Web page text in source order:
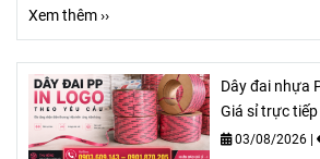
Xem thêm ››
Dây đai nhựa
Giá sỉ trực
03/08/2026 |